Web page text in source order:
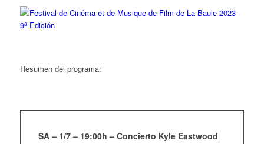
Resumen del programa:
SA – 1/7 – 19:00h – Concierto Kyle Eastwood